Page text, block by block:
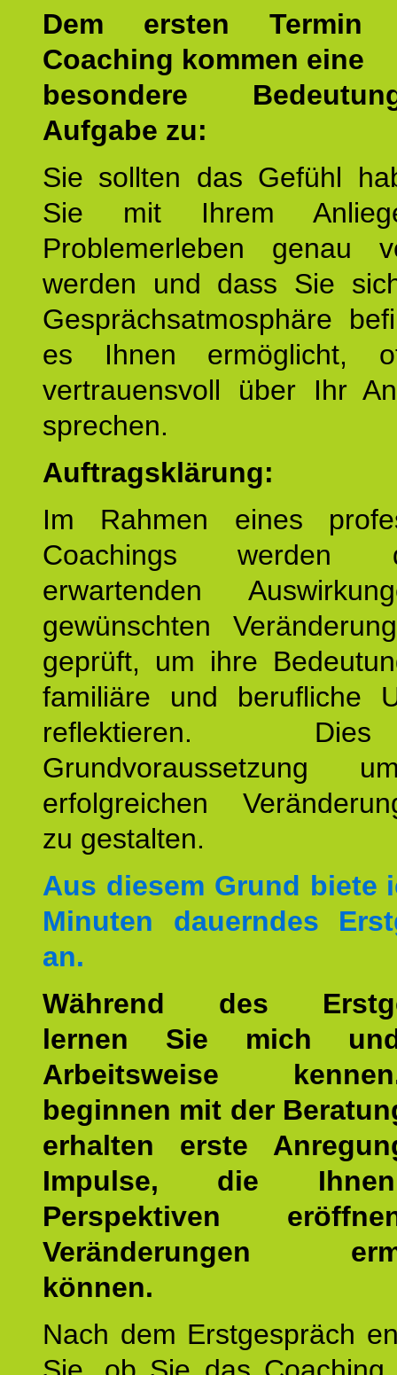
Dem ersten
Coaching kommen eine
besondere
Aufgabe zu:
Sie sollten das Gefühl
Sie mit Ihrem
Problemerleben genau
werden und dass Sie
Gesprächsatmosphäre
es Ihnen ermöglicht,
vertrauensvoll über Ihr
sprechen.
Auftragsklärung:
Im Rahmen eines
Coachings
erwartenden
gewünschten
geprüft, um ihre
familiäre und berufliche
reflektieren.
Grundvoraussetzung
erfolgreichen
zu gestalten.
Aus diesem Grund biete
Minuten dauerndes
an.
Während des
lernen Sie mich
Arbeitsweise
beginnen mit der
erhalten erste
Impulse, die
Perspektiven
Veränderungen
können.
Nach dem Erstgespräch